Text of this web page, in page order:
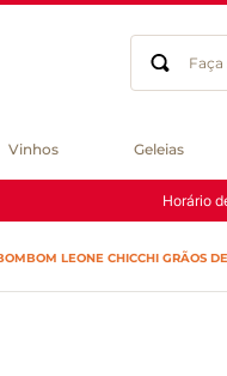
Faça sua
Vinhos Geleias
Horário
LEONE CHICCHI GRÃOS
gluten